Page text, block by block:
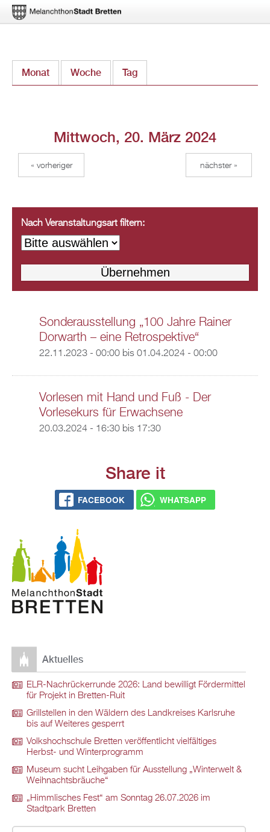
zum
Monat Woche Tag
Mittwoch, 20. März 2024
« vorheriger nächster »
Nach Veranstaltungsart filtern:
Sonderausstellung „100 Jahre Rainer
Dorwarth – eine Retrospektive“
22.11.2023 - 00:00bis 01.04.2024 - 00:00
Vorlesen mit Hand und Fuß - Der
Vorlesekurs für Erwachsene
20.03.2024 - 16:30bis 17:30
Share it
FACEBOOK WHATSAPP
Aktuelles
ELR-Nachrückerrunde 2026: Land bewilligt Fördermittel
für Projekt in Bretten-Ruit
Grillstellen in den Wäldern des Landkreises Karlsruhe
bis auf Weiteres gesperrt
Volkshochschule Bretten veröffentlicht vielfältiges
Herbst- und Winterprogramm
Museum sucht Leihgaben für Ausstellung „Winterwelt &
Weihnachtsbräuche“
„Himmlisches Fest“ am Sonntag 26.07.2026 im
Stadtpark Bretten